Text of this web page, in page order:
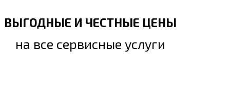
ВЫГОДНЫЕ И ЧЕСТНЫЕ ЦЕНЫ
на все сервисные услуги